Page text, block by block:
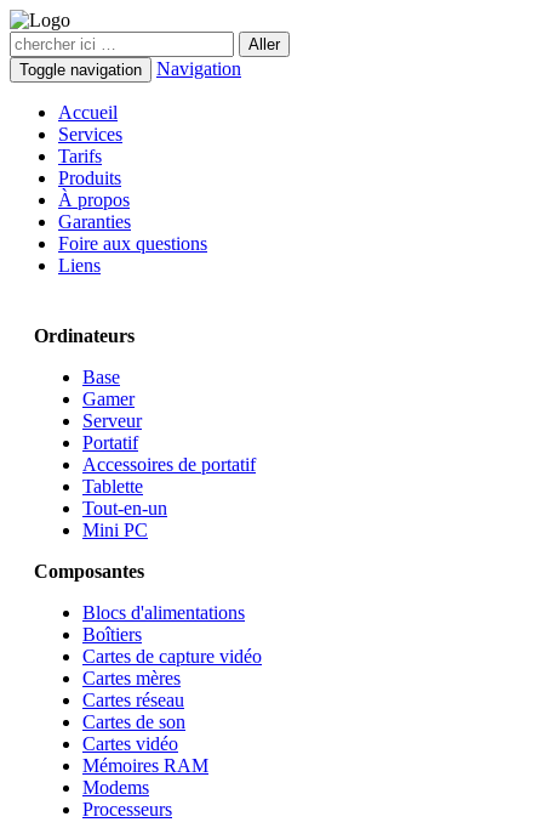
Toggle navigation Navigation
Accueil
Services
Tarifs
Produits
À propos
Garanties
Foire aux questions
Liens
Ordinateurs
Base
Gamer
Serveur
Portatif
Accessoires de portatif
Tablette
Tout-en-un
Mini PC
Composantes
Blocs d'alimentations
Boîtiers
Cartes de capture vidéo
Cartes mères
Cartes réseau
Cartes de son
Cartes vidéo
Mémoires RAM
Modems
Processeurs